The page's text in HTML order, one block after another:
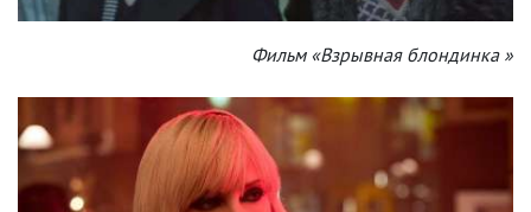
Фильм «Взрывная блондинка »